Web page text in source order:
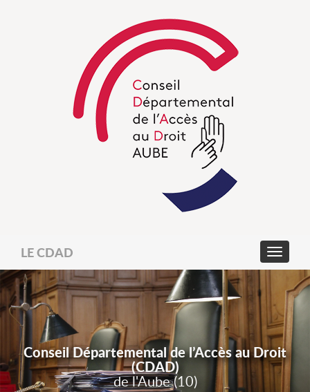
LE CDAD
Conseil Départemental de l’Accès au Droit
(CDAD)
de l'Aube (10)